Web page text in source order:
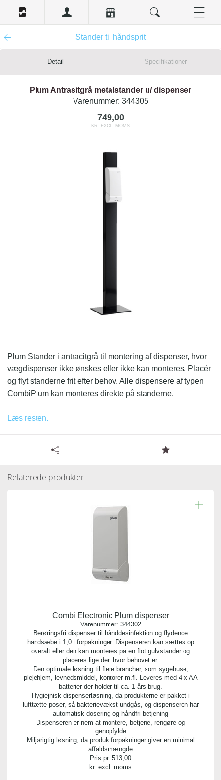
Stander til håndsprit
Detail Specifikationer
Plum Antrasitgrå metalstander u/ dispenser
Varenummer: 344305
749,00
KR. EXCL. MOMS
Plum Stander i antracitgrå til montering af dispenser, hvor
vægdispenser ikke ønskes eller ikke kan monteres. Placér
og flyt standerne frit efter behov. Alle dispensere af typen
CombiPlum kan monteres direkte på standerne.
Drypbakke og dispenser medfølger ikke, men kan tilkøbes.
Læs resten.
Tilgængelige specifikationer for Plum Antrasitgrå
Antal pr. kolli:
13.000 gr
Indhold:
1 stk.
Bredde:
35,00 cm
Højde:
145,00 cm
Diameter:
30,00 cm
Relaterede produkter
Combi Electronic Plum dispenser
Varenummer: 344302
Berøringsfri dispenser til hånddesinfektion og flydende
håndsæbe i 1,0 l forpakninger. Dispenseren kan sættes op
overalt eller den kan monteres på en flot gulvstander og
placeres lige der, hvor behovet er.
Den optimale løsning til flere brancher, som sygehuse,
plejehjem, levnedsmiddel, kontorer m.fl. Leveres med 4 x AA
batterier der holder til ca. 1 års brug.
Hygiejnisk dispenserløsning, da produkterne er pakket i
lufttætte poser, så bakterievækst undgås, og dispenseren har
automatisk dosering og håndfri betjening
Dispenseren er nem at montere, betjene, rengøre og
genopfylde
Miljørigtig løsning, da produktforpakninger giver en minimal
affaldsmængde
Pris pr. 513,00
kr. excl. moms